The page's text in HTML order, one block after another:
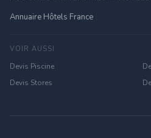
Annuaire Hôtels France
VOIR AUSSI
Devis Piscine
Devis Stores